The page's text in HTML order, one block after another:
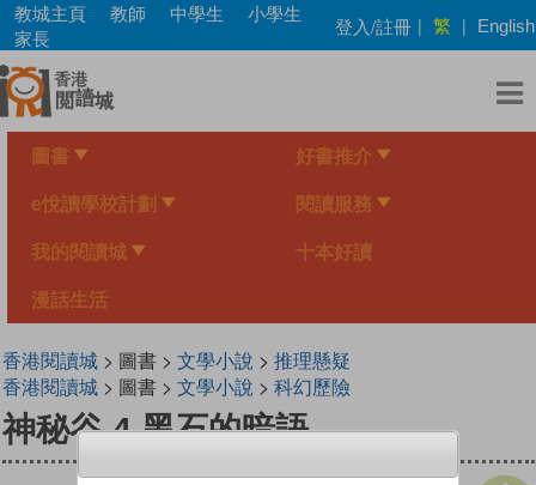
Skip
main
content
教城主頁 教師 中學生
小學生
家長
登入/註冊 | 繁 | English
圖書 好書推介
e悅讀學校計劃 閱讀服務
我的閱讀城 十本好讀
漫話生活
香港閱讀城> 圖書 > 文學小說 > 推理懸疑
香港閱讀城> 圖書 > 文學小說 > 科幻歷險
神秘谷 4 黑石的暗語